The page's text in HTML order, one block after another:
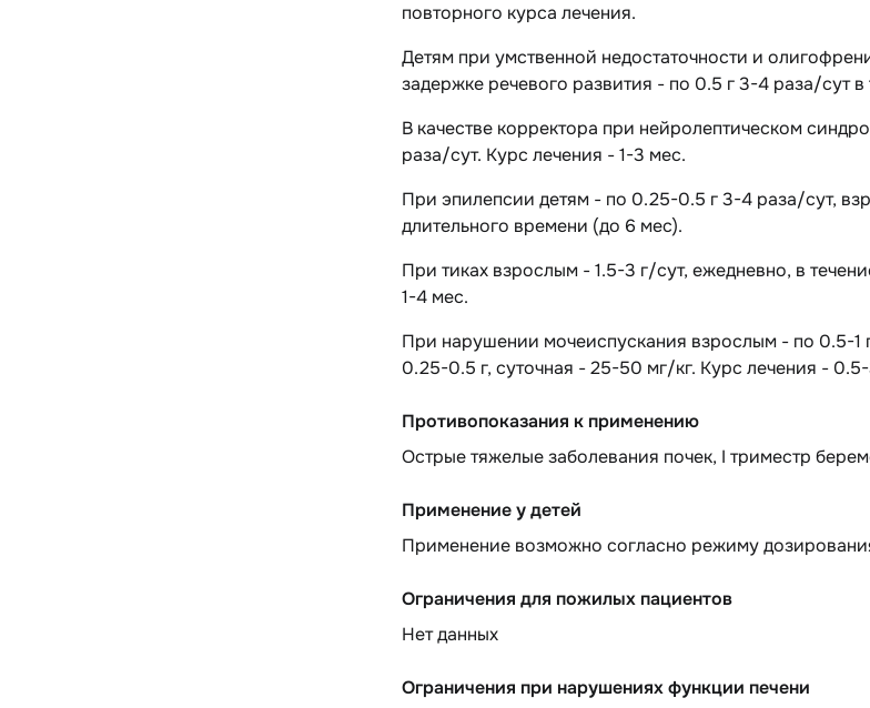
повторного курса лечения.
Детям при умственной недостаточности и
задержке речевого развития - по 0.5 г 3-4 раза/сут в
В качестве корректора при нейролептическом
раза/сут. Курс лечения - 1-3 мес.
При эпилепсии детям - по 0.25-0.5 г 3-4 раза/сут,
длительного времени (до 6 мес).
При тиках взрослым - 1.5-3 г/сут, ежедневно, в
1-4 мес.
При нарушении мочеиспускания взрослым - по 0.5-1
0.25-0.5 г, суточная - 25-50 мг/кг. Курс лечения -
Противопоказания к применению
Острые тяжелые заболевания почек, I триместр
Применение у детей
Применение возможно согласно режиму
Ограничения для пожилых пациентов
Нет данных
Ограничения при нарушениях функции печени